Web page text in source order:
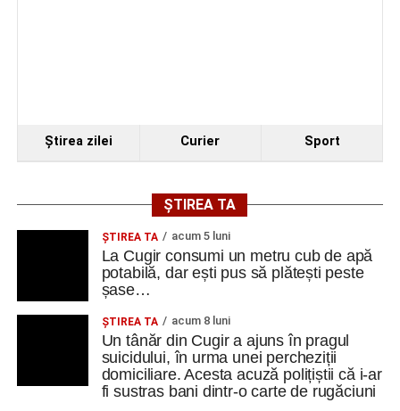
Ştirea zilei Curier Sport
ȘTIREA TA
ȘTIREA TA acum 5 luni
La Cugir consumi un metru cub de apă
potabilă, dar ești pus să plătești peste
șase…
ȘTIREA TA acum 8 luni
Un tânăr din Cugir a ajuns în pragul
suicidului, în urma unei percheziții
domiciliare. Acesta acuză polițiștii că i-ar
fi sustras bani dintr-o carte de rugăciuni